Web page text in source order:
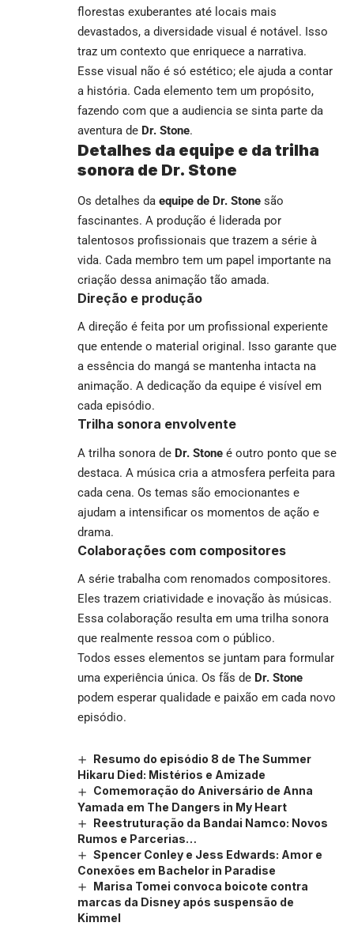
florestas exuberantes até locais mais
devastados, a diversidade visual é notável. Isso
traz um contexto que enriquece a narrativa.
Esse visual não é só estético; ele ajuda a contar
a história. Cada elemento tem um propósito,
fazendo com que a audiencia se sinta parte da
aventura de Dr. Stone.
Detalhes da equipe e da trilha
sonora de Dr. Stone
Os detalhes da equipe de Dr. Stone são
fascinantes. A produção é liderada por
talentosos profissionais que trazem a série à
vida. Cada membro tem um papel importante na
criação dessa animação tão amada.
Direção e produção
A direção é feita por um profissional experiente
que entende o material original. Isso garante que
a essência do mangá se mantenha intacta na
animação. A dedicação da equipe é visível em
cada episódio.
Trilha sonora envolvente
A trilha sonora de Dr. Stone é outro ponto que se
destaca. A música cria a atmosfera perfeita para
cada cena. Os temas são emocionantes e
ajudam a intensificar os momentos de ação e
drama.
Colaborações com compositores
A série trabalha com renomados compositores.
Eles trazem criatividade e inovação às músicas.
Essa colaboração resulta em uma trilha sonora
que realmente ressoa com o público.
Todos esses elementos se juntam para formular
uma experiência única. Os fãs de Dr. Stone
podem esperar qualidade e paixão em cada novo
episódio.
Resumo do episódio 8 de The Summer
Hikaru Died: Mistérios e Amizade
Comemoração do Aniversário de Anna
Yamada em The Dangers in My Heart
Reestruturação da Bandai Namco: Novos
Rumos e Parcerias…
Spencer Conley e Jess Edwards: Amor e
Conexões em Bachelor in Paradise
Marisa Tomei convoca boicote contra
marcas da Disney após suspensão de
Kimmel